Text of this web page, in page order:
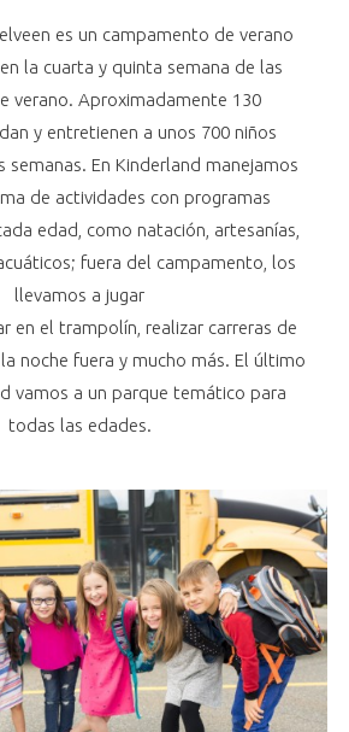
es un campamento de verano
la cuarta y quinta semana de las
verano. Aproximadamente 130
y entretienen a unos 700 niños
semanas. En Kinderland manejamos
de actividades con programas
edad, como natación, artesanías,
fuera del campamento, los
llevamos a jugar
en el trampolín, realizar carreras de
noche fuera y mucho más. El último
vamos a un parque temático para
todas las edades.